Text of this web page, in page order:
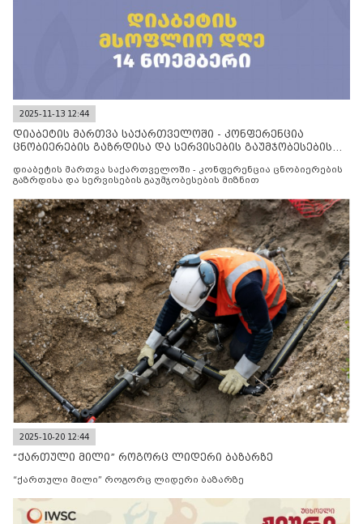
2025-11-13 12:44
დიაბეტის მართვა საქართველოში - კონფერენცია
ცნობიერების გაზრდისა და სერვისების გაუმჯობესების
დიაბეტის მართვა საქართველოში - კონფერენცია ცნობიერების
გაზრდისა და სერვისების გაუმჯობესების მიზნით
2025-10-20 12:44
“ქართული მილი” როგორც ლიდერი ბაზარზე
“ქართული მილი” როგორც ლიდერი ბაზარზე